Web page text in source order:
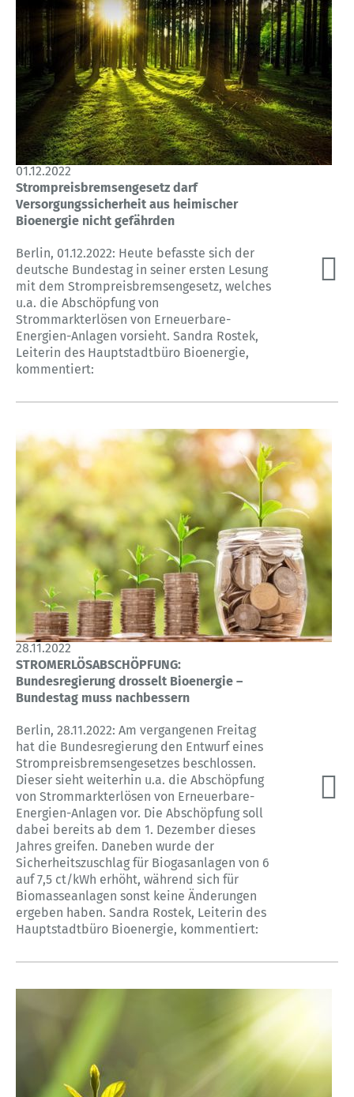
01.12.2022
Strompreisbremsengesetz darf
Versorgungssicherheit aus heimischer
Bioenergie nicht gefährden
Berlin, 01.12.2022: Heute befasste sich der
deutsche Bundestag in seiner ersten Lesung
mit dem Strompreisbremsengesetz, welches
u.a. die Abschöpfung von
Strommarkterlösen von Erneuerbare-
Energien-Anlagen vorsieht. Sandra Rostek,
Leiterin des Hauptstadtbüro Bioenergie,
kommentiert:
28.11.2022
STROMERLÖSABSCHÖPFUNG:
Bundesregierung drosselt Bioenergie –
Bundestag muss nachbessern
Berlin, 28.11.2022: Am vergangenen Freitag
hat die Bundesregierung den Entwurf eines
Strompreisbremsengesetzes beschlossen.
Dieser sieht weiterhin u.a. die Abschöpfung
von Strommarkterlösen von Erneuerbare-
Energien-Anlagen vor. Die Abschöpfung soll
dabei bereits ab dem 1. Dezember dieses
Jahres greifen. Daneben wurde der
Sicherheitszuschlag für Biogasanlagen von 6
auf 7,5 ct/kWh erhöht, während sich für
Biomasseanlagen sonst keine Änderungen
ergeben haben. Sandra Rostek, Leiterin des
Hauptstadtbüro Bioenergie, kommentiert: